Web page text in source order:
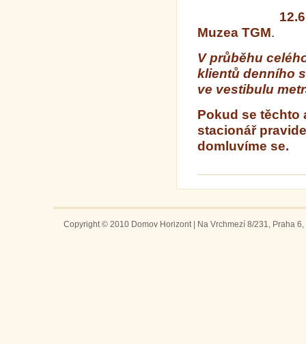
12.6
Muzea TGM
V průběhu
klientů denního
ve vestibulu
Pokud se těchto
stacionář
domluvíme se.
Copyright © 2010 Domov Horizont | Na Vrchmezí 8/231, Praha